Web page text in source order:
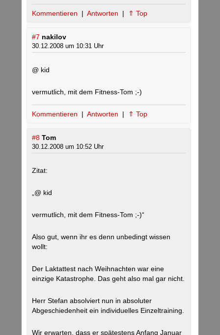
Kommentieren | Antworten | ⇑ Top
#7 nakilov
30.12.2008 um 10:31 Uhr
@ kid
vermutlich, mit dem Fitness-Tom ;-)
Kommentieren | Antworten | ⇑ Top
#8 Tom
30.12.2008 um 10:52 Uhr
Zitat:
„@ kid
vermutlich, mit dem Fitness-Tom ;-)“
Also gut, wenn ihr es denn unbedingt wissen
wollt:
Der Laktattest nach Weihnachten war eine
einzige Katastrophe. Das geht also mal gar nicht.
Herr Stefan absolviert nun in absoluter
Abgeschiedenheit ein individuelles Einzeltraining.
Wir erwarten, dass er spätestens Anfang Januar